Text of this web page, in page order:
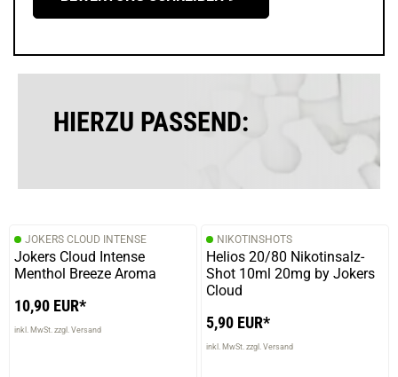
HIERZU PASSEND:
JOKERS CLOUD INTENSE
Jokers Cloud Intense
Menthol Breeze Aroma
10,90 EUR*
inkl. MwSt. zzgl. Versand
NIKOTINSHOTS
Helios 20/80 Nikotinsalz-
Shot 10ml 20mg by Jokers
Cloud
5,90 EUR*
inkl. MwSt. zzgl. Versand